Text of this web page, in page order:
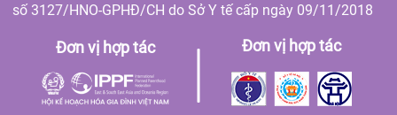
số 3127/HNO-GPHĐ/CH do Sở Y tế cấp ngày 09/11/2018
Đơn vị hợp tác Đơn vị hợp tác